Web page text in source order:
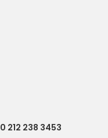
0 212 238 3453